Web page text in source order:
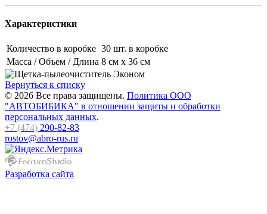
Характеристики
Количество в коробке 30 шт. в коробке
Масса / Объем / Длина 8 см х 36 см
Вернуться к списку
© 2026 Все права защищены. Политика ООО
"АВТОБИБИКА" в отношении защиты и обработки
персональных данных.
+7 (474) 290-82-83
rostov@abro-rus.ru
Разработка сайта